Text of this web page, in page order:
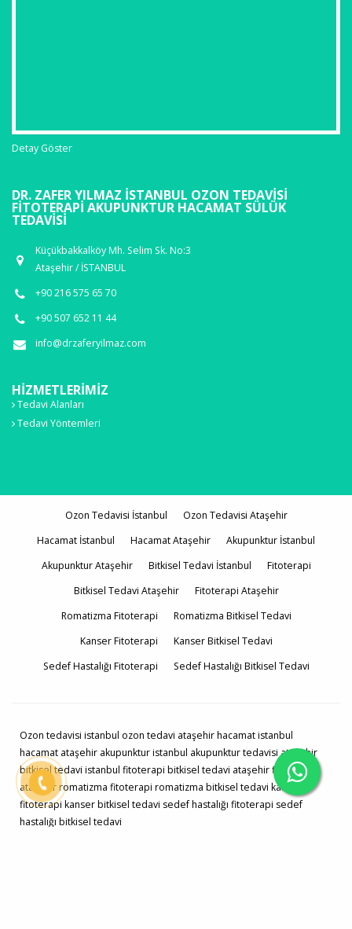
Detay Göster
DR. ZAFER YILMAZ İSTANBUL OZON TEDAVISI
FITOTERAPI AKUPUNKTUR HACAMAT SÜLÜK
TEDAVISI
Küçükbakkalköy Mh. Selim Sk. No:3
Ataşehir / İSTANBUL
+90 216 575 65 70
+90 507 652 11 44
info@drzaferyilmaz.com
HIZMETLERIMIZ
Tedavi Alanları
Tedavi Yöntemleri
Ozon Tedavisi İstanbul
Ozon Tedavisi Ataşehir
Hacamat İstanbul
Hacamat Ataşehir
Akupunktur İstanbul
Akupunktur Ataşehir
Bitkisel Tedavi İstanbul
Fitoterapi
Bitkisel Tedavi Ataşehir
Fitoterapi Ataşehir
Romatizma Fitoterapi
Romatizma Bitkisel Tedavi
Kanser Fitoterapi
Kanser Bitkisel Tedavi
Sedef Hastalığı Fitoterapi
Sedef Hastalığı Bitkisel Tedavi
Ozon tedavisi istanbul ozon tedavi ataşehir hacamat istanbul
hacamat ataşehir akupunktur istanbul akupunktur tedavisi ataşehir
bitkisel tedavi istanbul fitoterapi bitkisel tedavi ataşehir fitoterapi
ataşehir romatizma fitoterapi romatizma bitkisel tedavi kanser
fitoterapi kanser bitkisel tedavi sedef hastalığı fitoterapi sedef
hastalığı bitkisel tedavi